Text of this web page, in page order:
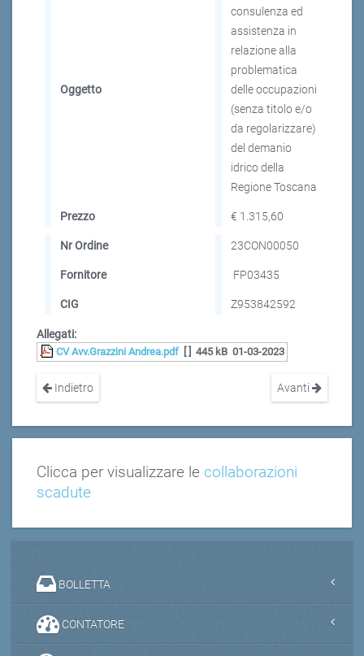
Oggetto
consulenza ed
assistenza in
relazione alla
problematica
delle occupazioni
(senza titolo e/o
da regolarizzare)
del demanio
idrico della
Regione Toscana
Prezzo € 1.315,60
Nr Ordine 23CON00050
Fornitore FP03435
CIG Z953842592
Allegati:
CV Avv.Grazzini Andrea.pdf 445 kB 01-03-2023
Indietro Avanti
Clicca per visualizzare le collaborazioni
scadute
BOLLETTA
CONTATORE